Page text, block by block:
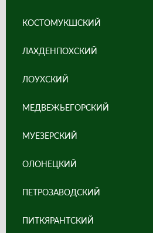
КОСТОМУКШСКИЙ
ЛАХДЕНПОХСКИЙ
ЛОУХСКИЙ
МЕДВЕЖЬЕГОРСКИЙ
МУЕЗЕРСКИЙ
ОЛОНЕЦКИЙ
ПЕТРОЗАВОДСКИЙ
ПИТКЯРАНТСКИЙ